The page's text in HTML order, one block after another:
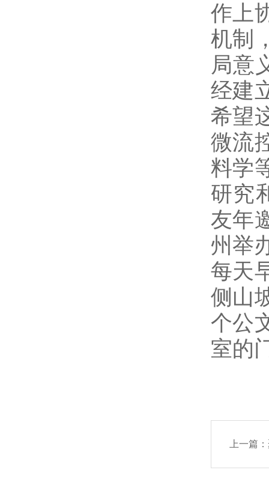
作上
机制
局意
经建
希望
微流
料学
研究
友年
州举
每天
侧山
个公
室的
上一篇：